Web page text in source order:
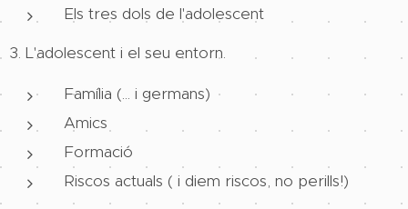
Els tres dols de l'adolescent
3. L'adolescent i el seu entorn.
Família (... i germans)
Amics
Formació
Riscos actuals ( i diem riscos, no perills!)